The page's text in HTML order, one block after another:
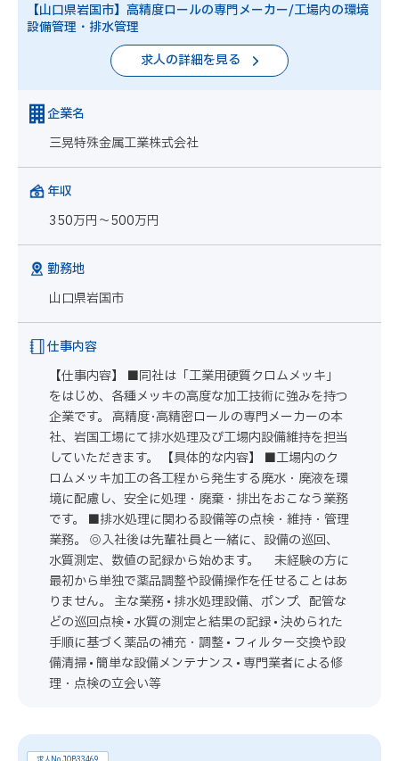
【山口県岩国市】高精度ロールの専門メーカー/工場内の環境
設備管理・排水管理
求人の詳細を見る
企業名
三晃特殊金属工業株式会社
年収
350万円～500万円
勤務地
山口県岩国市
仕事内容
【仕事内容】 ■同社は「工業用硬質クロムメッキ」
をはじめ、各種メッキの高度な加工技術に強みを持つ
企業です。 高精度･高精密ロールの専門メーカーの本
社、岩国工場にて排水処理及び工場内設備維持を担当
していただきます。 【具体的な内容】 ■工場内のク
ロムメッキ加工の各工程から発生する廃水・廃液を環
境に配慮し、安全に処理・廃棄・排出をおこなう業務
です。 ■排水処理に関わる設備等の点検・維持・管理
業務。 ◎入社後は先輩社員と一緒に、設備の巡回、
水質測定、数値の記録から始めます。 未経験の方に
最初から単独で薬品調整や設備操作を任せることはあ
りません。 主な業務 • 排水処理設備、ポンプ、配管な
どの巡回点検 • 水質の測定と結果の記録 • 決められた
手順に基づく薬品の補充・調整 • フィルター交換や設
備清掃 • 簡単な設備メンテナンス • 専門業者による修
理・点検の立会い等